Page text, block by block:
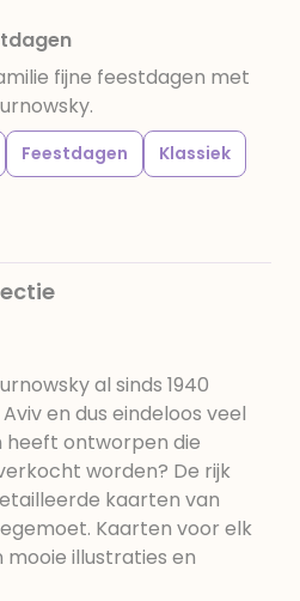
fijne feestdagen met
Feestdagen
Klassiek
al sinds 1940
en dus eindeloos veel
ontworpen die
worden? De rijk
kaarten van
Kaarten voor elk
illustraties en